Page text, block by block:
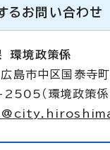
る お問い合わせ
環境政策係
市中区国泰寺
（環境政策